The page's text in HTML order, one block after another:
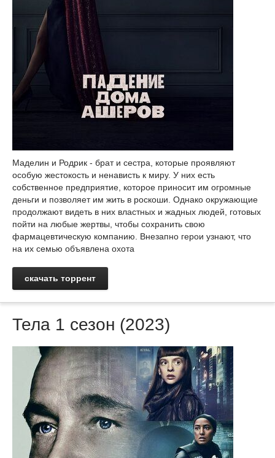
Маделин и Родрик - брат и сестра, которые проявляют
особую жестокость и ненависть к миру. У них есть
собственное предприятие, которое приносит им огромные
деньги и позволяет им жить в роскоши. Однако окружающие
продолжают видеть в них властных и жадных людей, готовых
пойти на любые жертвы, чтобы сохранить свою
фармацевтическую компанию. Внезапно герои узнают, что
на их семью объявлена охота
скачать торрент
Тела 1 сезон (2023)